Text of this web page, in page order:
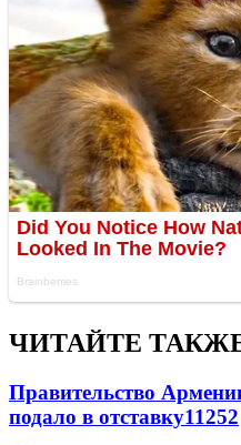
ЧИТАЙТЕ
Правительство
подало в отставку11252